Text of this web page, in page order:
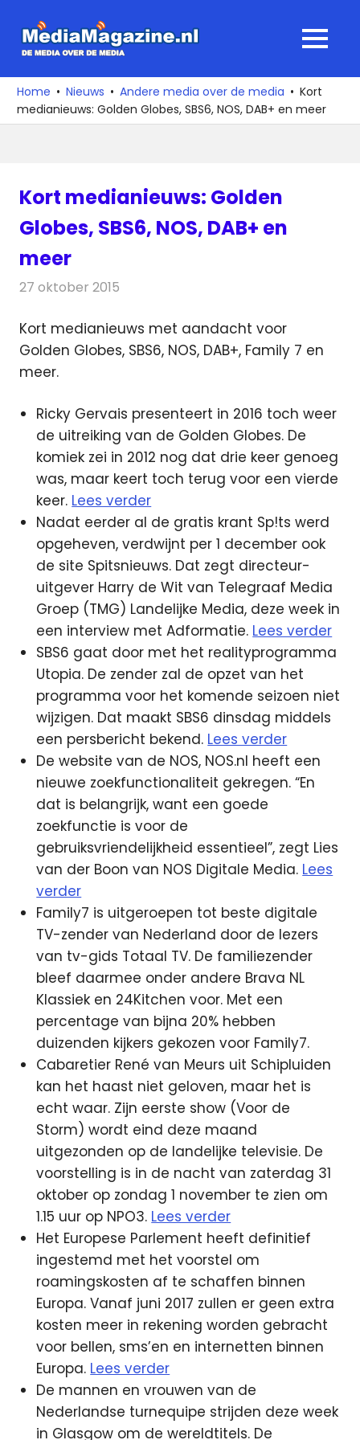
naar
media
over
de
MENU
Home Nieuws Andere media over de media
Kort
medianieuws: Golden Globes, SBS6, NOS, DAB+ en meer
Kort medianieuws: Golden
Globes, SBS6, NOS, DAB+ en
meer
27 oktober 2015
Kort medianieuws met aandacht voor
Golden Globes, SBS6, NOS, DAB+, Family 7 en
meer.
Ricky Gervais presenteert in 2016 toch weer
de uitreiking van de Golden Globes. De
komiek zei in 2012 nog dat drie keer genoeg
was, maar keert toch terug voor een vierde
keer. Lees verder
Nadat eerder al de gratis krant Sp!ts werd
opgeheven, verdwijnt per 1 december ook
de site Spitsnieuws. Dat zegt directeur-
uitgever Harry de Wit van Telegraaf Media
Groep (TMG) Landelijke Media, deze week in
een interview met Adformatie. Lees verder
SBS6 gaat door met het realityprogramma
Utopia. De zender zal de opzet van het
programma voor het komende seizoen niet
wijzigen. Dat maakt SBS6 dinsdag middels
een persbericht bekend. Lees verder
De website van de NOS, NOS.nl heeft een
nieuwe zoekfunctionaliteit gekregen. “En
dat is belangrijk, want een goede
zoekfunctie is voor de
gebruiksvriendelijkheid essentieel”, zegt Lies
van der Boon van NOS Digitale Media. Lees
verder
Family7 is uitgeroepen tot beste digitale
TV-zender van Nederland door de lezers
van tv-gids Totaal TV. De familiezender
bleef daarmee onder andere Brava NL
Klassiek en 24Kitchen voor. Met een
percentage van bijna 20% hebben
duizenden kijkers gekozen voor Family7.
Cabaretier René van Meurs uit Schipluiden
kan het haast niet geloven, maar het is
echt waar. Zijn eerste show (Voor de
Storm) wordt eind deze maand
uitgezonden op de landelijke televisie. De
voorstelling is in de nacht van zaterdag 31
oktober op zondag 1 november te zien om
1.15 uur op NPO3. Lees verder
Het Europese Parlement heeft definitief
ingestemd met het voorstel om
roamingskosten af te schaffen binnen
Europa. Vanaf juni 2017 zullen er geen extra
kosten meer in rekening worden gebracht
voor bellen, sms’en en internetten binnen
Europa. Lees verder
De mannen en vrouwen van de
Nederlandse turnequipe strijden deze week
in Glasgow om de wereldtitels. De